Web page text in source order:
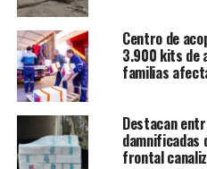
Centro de
3.900 kits de
familias
Destacan
damnificadas
frontal